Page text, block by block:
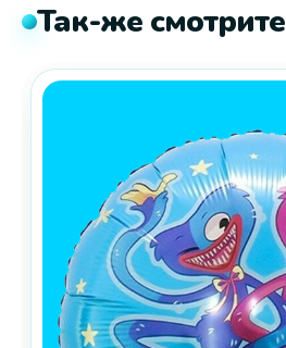
Так-же смотрите